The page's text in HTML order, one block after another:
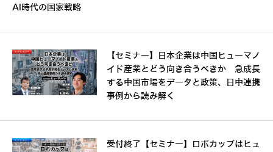
AI時代の国家戦略
【セミナー】日本企業は中国ヒューマノ
イド産業とどう向き合うべきか 急成長
する中国市場をデータと政策、日中連携
事例から読み解く
受付終了【セミナー】ロボカップはヒュ